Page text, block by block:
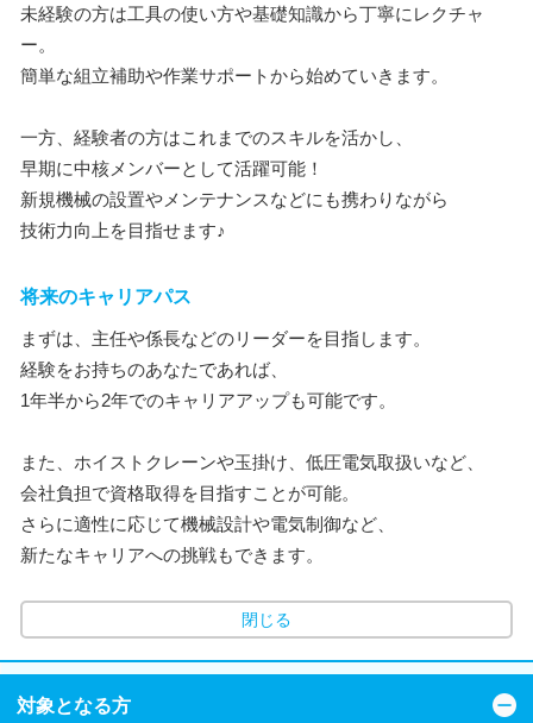
未経験の方は工具の使い方や基礎知識から丁寧にレクチャ
ー。
簡単な組立補助や作業サポートから始めていきます。
一方、経験者の方はこれまでのスキルを活かし、
早期に中核メンバーとして活躍可能！
新規機械の設置やメンテナンスなどにも携わりながら
技術力向上を目指せます♪
将来のキャリアパス
まずは、主任や係長などのリーダーを目指します。
経験をお持ちのあなたであれば、
1年半から2年でのキャリアアップも可能です。
また、ホイストクレーンや玉掛け、低圧電気取扱いなど、
会社負担で資格取得を目指すことが可能。
さらに適性に応じて機械設計や電気制御など、
新たなキャリアへの挑戦もできます。
閉じる
対象となる方